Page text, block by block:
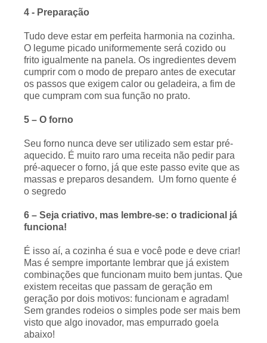
4 - Preparação
Tudo deve estar em perfeita harmonia na cozinha.
O legume picado uniformemente será cozido ou
frito igualmente na panela. Os ingredientes devem
cumprir com o modo de preparo antes de executar
os passos que exigem calor ou geladeira, a fim de
que cumpram com sua função no prato.
5 – O forno
Seu forno nunca deve ser utilizado sem estar pré-
aquecido. É muito raro uma receita não pedir para
pré-aquecer o forno, já que este passo evite que as
massas e preparos desandem. Um forno quente é
o segredo
6 – Seja criativo, mas lembre-se: o tradicional já
funciona!
É isso aí, a cozinha é sua e você pode e deve criar!
Mas é sempre importante lembrar que já existem
combinações que funcionam muito bem juntas. Que
existem receitas que passam de geração em
geração por dois motivos: funcionam e agradam!
Sem grandes rodeios o simples pode ser mais bem
visto que algo inovador, mas empurrado goela
abaixo!